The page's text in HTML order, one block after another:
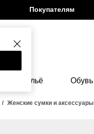
Покупателям
Бельё Обувь
Женские сумки и аксессуары